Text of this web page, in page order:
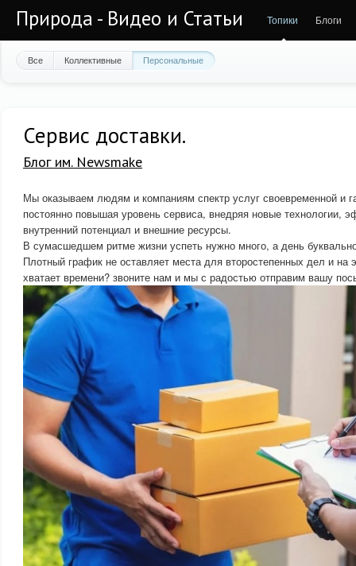
Природа - Видео и Статьи Топики Блоги
Все Коллективные Персональные
Сервис доставки.
Блог им. Newsmake
Мы оказываем людям и компаниям спектр услуг своевременной и
постоянно повышая уровень сервиса, внедряя новые технологии,
внутренний потенциал и внешние ресурсы.
В сумасшедшем ритме жизни успеть нужно много, а день
Плотный график не оставляет места для второстепенных дел и на
хватает времени? звоните нам и мы с радостью отправим вашу